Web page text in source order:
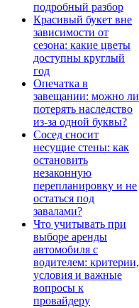
подробный разбор
Красивый букет вне
зависимости от
сезона: какие цветы
доступны круглый
год
Опечатка в
завещании: можно ли
потерять наследство
из-за одной буквы?
Сосед сносит
несущие стены: как
остановить
незаконную
перепланировку и не
остаться под
завалами?
Что учитывать при
выборе аренды
автомобиля с
водителем: критерии,
условия и важные
вопросы к
провайдеру